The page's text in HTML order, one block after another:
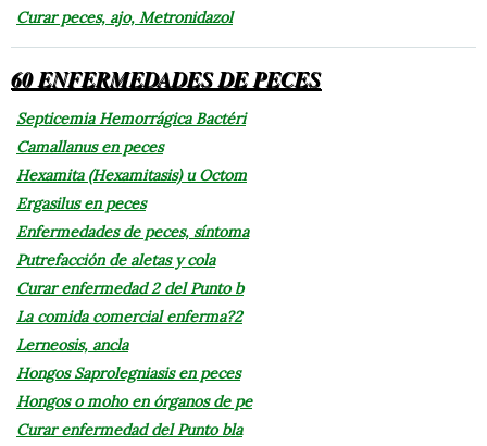
Curar peces, ajo, Metronidazol
60 ENFERMEDADES DE PECES
Septicemia Hemorrágica Bactéri
Camallanus en peces
Hexamita (Hexamitasis) u Octom
Ergasilus en peces
Enfermedades de peces, síntoma
Putrefacción de aletas y cola
Curar enfermedad 2 del Punto b
La comida comercial enferma?2
Lerneosis, ancla
Hongos Saprolegniasis en peces
Hongos o moho en órganos de pe
Curar enfermedad del Punto bla